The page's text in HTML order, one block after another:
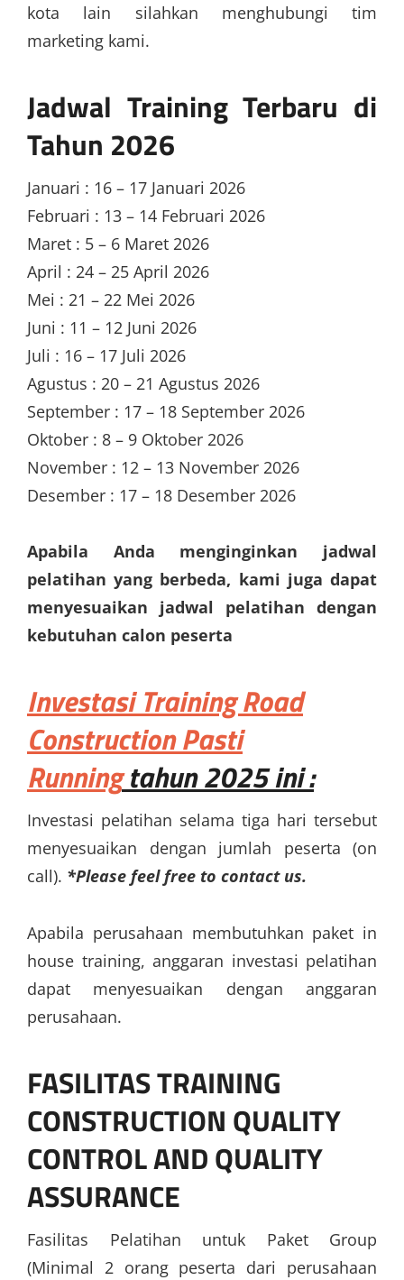
kota lain silahkan menghubungi tim
marketing kami.
Jadwal Training Terbaru di
Tahun 2026
Januari : 16 – 17 Januari 2026
Februari : 13 – 14 Februari 2026
Maret : 5 – 6 Maret 2026
April : 24 – 25 April 2026
Mei : 21 – 22 Mei 2026
Juni : 11 – 12 Juni 2026
Juli : 16 – 17 Juli 2026
Agustus : 20 – 21 Agustus 2026
September : 17 – 18 September 2026
Oktober : 8 – 9 Oktober 2026
November : 12 – 13 November 2026
Desember : 17 – 18 Desember 2026
Apabila Anda menginginkan jadwal
pelatihan yang berbeda, kami juga dapat
menyesuaikan jadwal pelatihan dengan
kebutuhan calon peserta
Investasi Training Road
Construction Pasti
Running tahun 2025 ini :
Investasi pelatihan selama tiga hari tersebut
menyesuaikan dengan jumlah peserta (on
call). *Please feel free to contact us.
Apabila perusahaan membutuhkan paket in
house training, anggaran investasi pelatihan
dapat menyesuaikan dengan anggaran
perusahaan.
FASILITASTRAINING
CONSTRUCTION QUALITY
CONTROL AND QUALITY
ASSURANCE
Fasilitas Pelatihan untuk Paket Group
(Minimal 2 orang peserta dari perusahaan